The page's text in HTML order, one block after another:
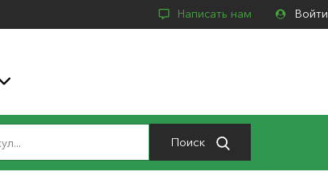
Написать нам Войти
Поиск